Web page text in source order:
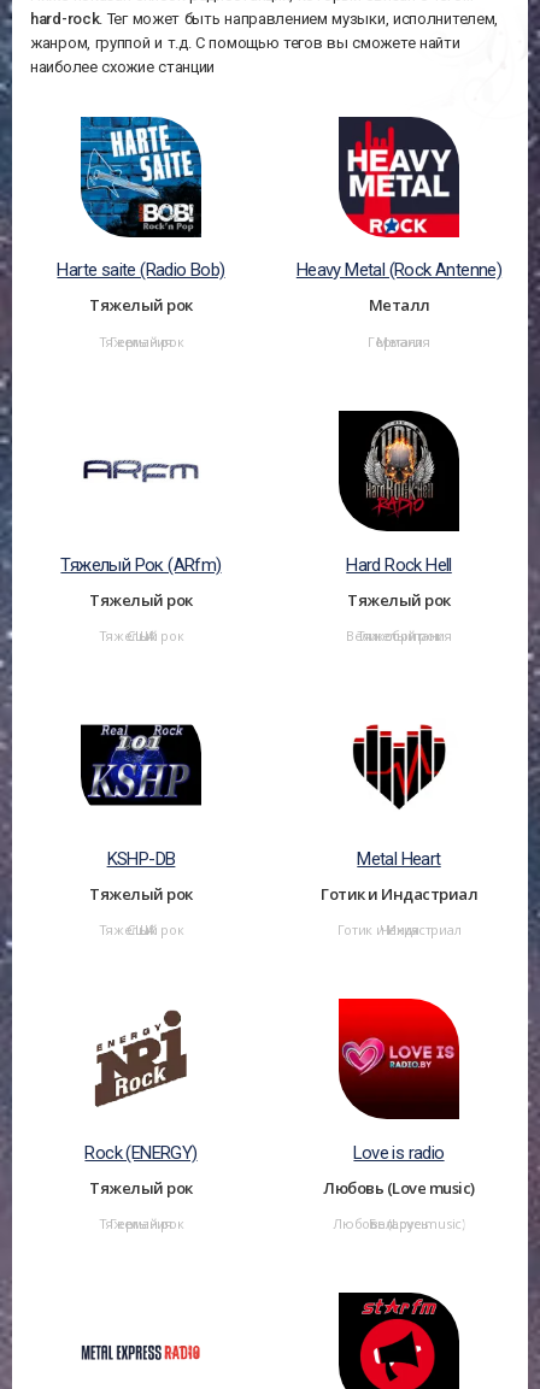
hard-rock. Тег может быть направлением музыки, исполнителем,
жанром, группой и т.д. С помощью тегов вы сможете найти
наиболее схожие станции
Harte saite (Radio Bob)
Тяжелый рок
Тяжелый рок
Германия
Heavy Metal (Rock Antenne)
Металл
Металл
Германия
Тяжелый Рок (ARfm)
Тяжелый рок
Тяжелый рок
США
Hard Rock Hell
Тяжелый рок
Тяжелый рок
Великобритания
KSHP-DB
Тяжелый рок
Тяжелый рок
США
Metal Heart
Готик и Индастриал
Готик и Индастриал
Чехия
Rock (ENERGY)
Тяжелый рок
Тяжелый рок
Германия
Love is radio
Любовь (Love music)
Любовь (Love music)
Беларусь